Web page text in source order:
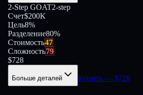
2-Step GOAT2-step
Счет$200K
Цель8%
Разделение80%
Стоимость47
Сложность79
$728
Больше деталей Купить — $728